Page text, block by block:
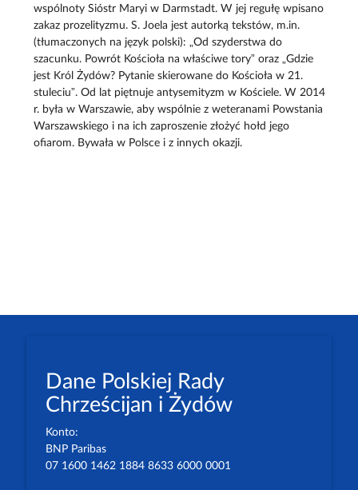
wspólnoty Sióstr Maryi w Darmstadt. W jej regułę wpisano
zakaz prozelityzmu. S. Joela jest autorką tekstów, m.in.
(tłumaczonych na język polski): „Od szyderstwa do
szacunku. Powrót Kościoła na właściwe tory” oraz „Gdzie
jest Król Żydów? Pytanie skierowane do Kościoła w 21.
stuleciu”. Od lat piętnuje antysemityzm w Kościele. W 2014
r. była w Warszawie, aby wspólnie z weteranami Powstania
Warszawskiego i na ich zaproszenie złożyć hołd jego
ofiarom. Bywała w Polsce i z innych okazji.
Dane Polskiej Rady
Chrześcijan i Żydów
Konto:
BNP Paribas
07 1600 1462 1884 8633 6000 0001